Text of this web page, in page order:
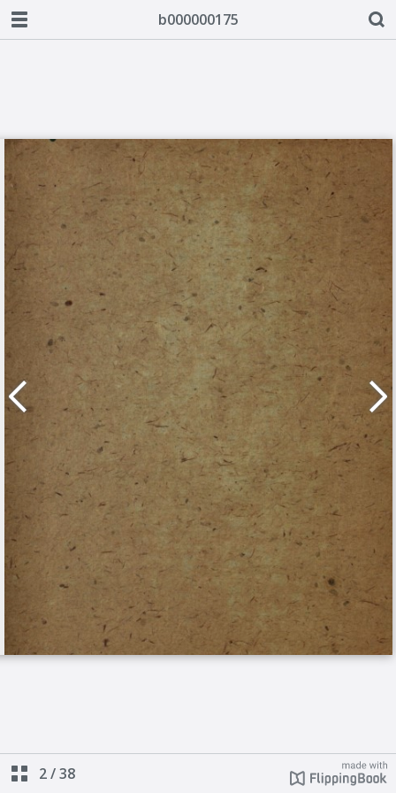
b000000175
2/38